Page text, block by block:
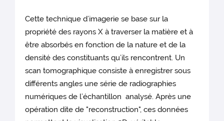
Cette technique d’imagerie se base sur la
propriété des rayons X à traverser la matière et à
être absorbés en fonction de la nature et de la
densité des constituants qu’ils rencontrent. Un
scan tomographique consiste à enregistrer sous
différents angles une série de radiographies
numériques de l’échantillon analysé. Après une
opération dite de "reconstruction", ces données